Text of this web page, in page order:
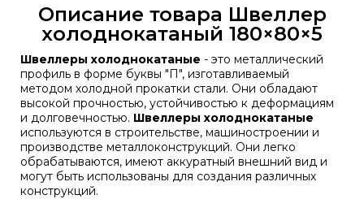
Описание товара Швеллер
холоднокатаный 180×80×5
Швеллеры холоднокатаные - это металлический
профиль в форме буквы "П", изготавливаемый
методом холодной прокатки стали. Они обладают
высокой прочностью, устойчивостью к деформациям
и долговечностью. Швеллеры холоднокатаные
используются в строительстве, машиностроении и
производстве металлоконструкций. Они легко
обрабатываются, имеют аккуратный внешний вид и
могут быть использованы для создания различных
конструкций.